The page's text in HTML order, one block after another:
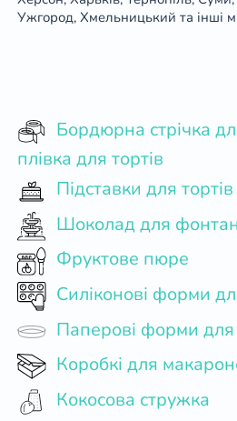
Ужгород, Хмельницький та інші
плівка для тортів
Підставки для тортів
Шоколад для
Фруктове пюре
Силіконові форми
Паперові форми для
Коробкі для
Кокосова стружка